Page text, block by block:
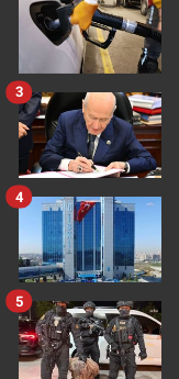
3
4
5